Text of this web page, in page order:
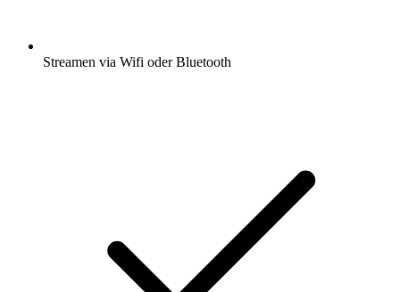
Streamen via Wifi oder Bluetooth